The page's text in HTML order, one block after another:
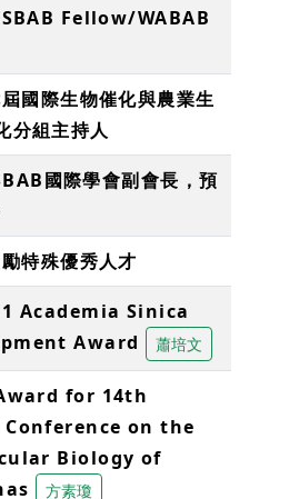
Fellow/WABAB
國際生物催化與農業生
分組主持人
國際學會副會長，預
特殊優秀人才
Academia Sinica
Award
蕭培文
for 14th
on the
Biology of
方素瓊